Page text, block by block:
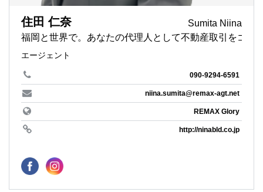
住田 仁奈
Sumita Niina
福岡と世界で。あなたの代理人として不動産取引をゴー
エージェント
090-9294-6591
niina.sumita@remax-agt.net
REMAX Glory
http://ninabld.co.jp